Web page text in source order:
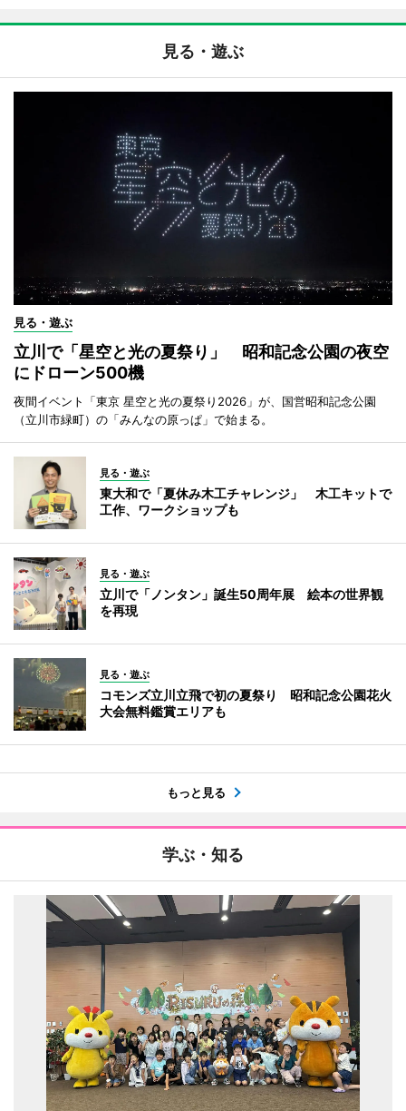
見る・遊ぶ
見る・遊ぶ
立川で「星空と光の夏祭り」 昭和記念公園の夜空
にドローン500機
夜間イベント「東京 星空と光の夏祭り2026」が、国営昭和記念公園
（立川市緑町）の「みんなの原っぱ」で始まる。
見る・遊ぶ
東大和で「夏休み木工チャレンジ」 木工キットで
工作、ワークショップも
見る・遊ぶ
立川で「ノンタン」誕生50周年展 絵本の世界観
を再現
見る・遊ぶ
コモンズ立川立飛で初の夏祭り 昭和記念公園花火
大会無料鑑賞エリアも
もっと見る
学ぶ・知る